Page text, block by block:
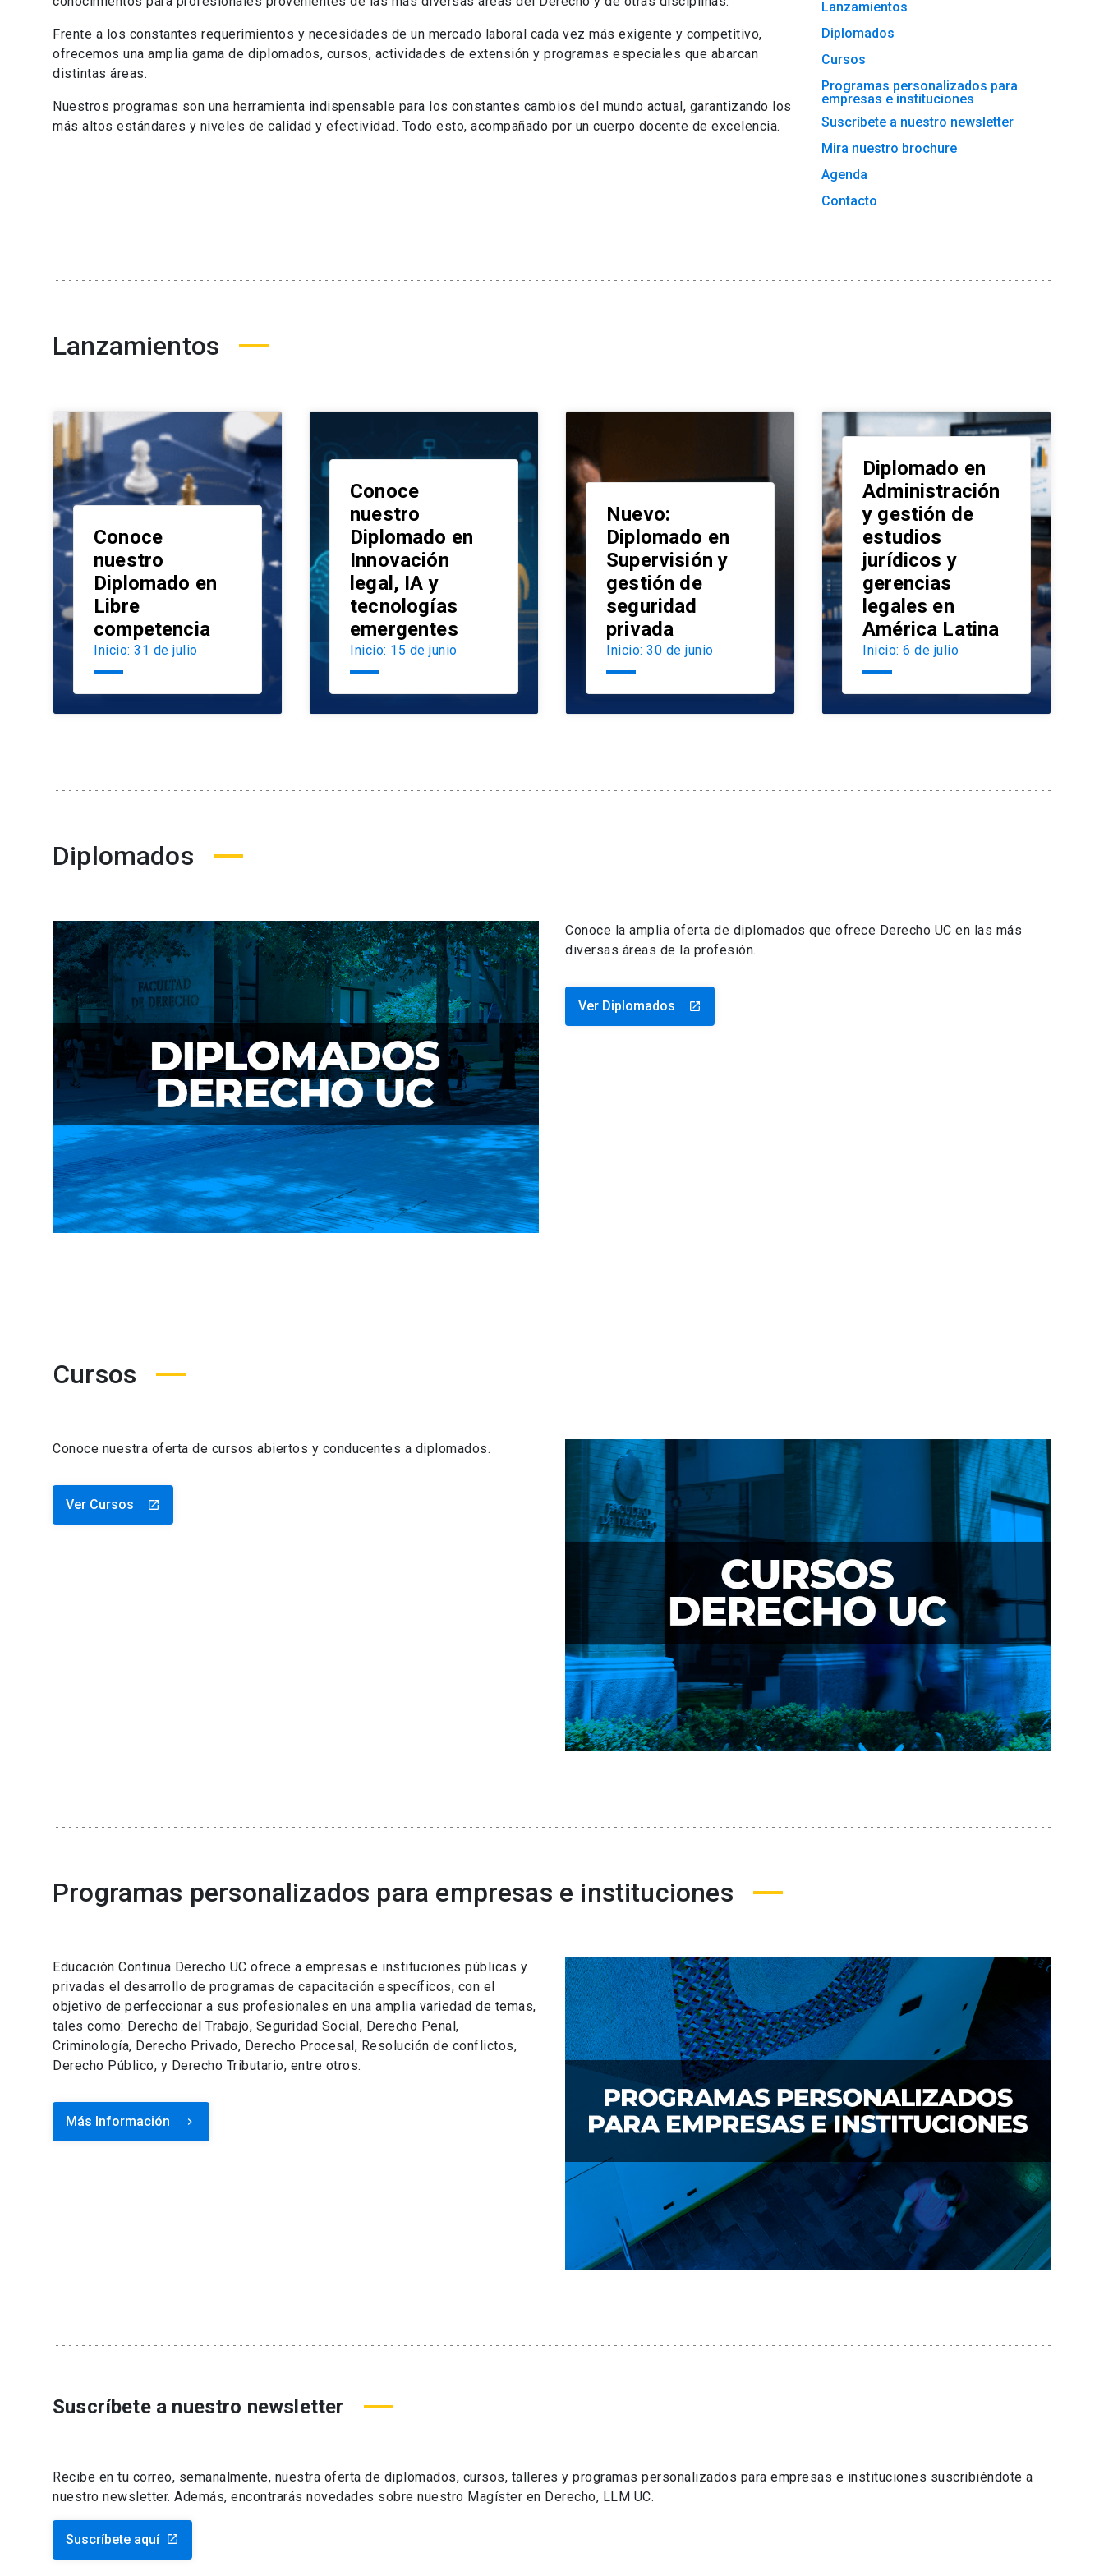
Frente a los constantes requerimientos y necesidades de un mercado laboral cada vez más exigente y competitivo,
ofrecemos una amplia gama de diplomados, cursos, actividades de extensión y programas especiales que abarcan
distintas áreas.
Nuestros programas son una herramienta indispensable para los constantes cambios del mundo actual, garantizando los
más altos estándares y niveles de calidad y efectividad. Todo esto, acompañado por un cuerpo docente de excelencia.
Lanzamientos
Diplomados
Cursos
Programas personalizados para
empresas e instituciones
Suscríbete a nuestro newsletter
Mira nuestro brochure
Agenda
Contacto
Lanzamientos
Conoce
nuestro
Diplomado en
Libre
competencia
Inicio: 31 de julio
Conoce
nuestro
Diplomado en
Innovación
legal, IA y
tecnologías
emergentes
Inicio: 15 de junio
Nuevo:
Diplomado en
Supervisión y
gestión de
seguridad
privada
Inicio: 30 de junio
Diplomado en
Administración
y gestión de
estudios
jurídicos y
gerencias
legales en
América Latina
Inicio: 6 de julio
Diplomados
Conoce la amplia oferta de diplomados que ofrece Derecho UC en las más
diversas áreas de la profesión.
Ver Diplomados launch
Cursos
Conoce nuestra oferta de cursos abiertos y conducentes a diplomados.
Ver Cursos launch
Programas personalizados para empresas e instituciones
Educación Continua Derecho UC ofrece a empresas e instituciones públicas y
privadas el desarrollo de programas de capacitación específicos, con el
objetivo de perfeccionar a sus profesionales en una amplia variedad de temas,
tales como: Derecho del Trabajo, Seguridad Social, Derecho Penal,
Criminología, Derecho Privado, Derecho Procesal, Resolución de conflictos,
Derecho Público, y Derecho Tributario, entre otros.
Más Información keyboard_arrow_right
Suscríbete a nuestro newsletter
Recibe en tu correo, semanalmente, nuestra oferta de diplomados, cursos, talleres y programas personalizados para empresas e instituciones suscribiéndote a
nuestro newsletter. Además, encontrarás novedades sobre nuestro Magíster en Derecho, LLM UC.
Suscríbete aquí launch